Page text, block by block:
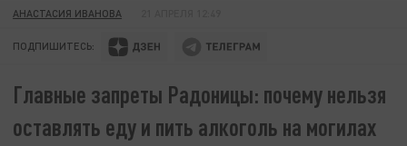
АНАСТАСИЯ ИВАНОВА
ПОДПИШИТЕСЬ:
Главные запреты Радоницы: почему нельзя
оставлять еду и пить алкоголь на могилах